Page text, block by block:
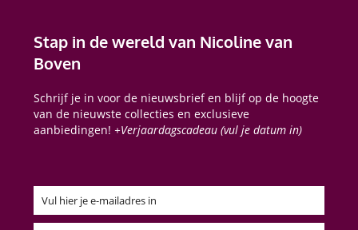
Stap in de wereld van Nicoline van
Boven
Schrijf je in voor de nieuwsbrief en blijf op de hoogte
van de nieuwste collecties en exclusieve
aanbiedingen!+Verjaardagscadeau (vul je datum in)
Email
Vul hier je e-mailadres in